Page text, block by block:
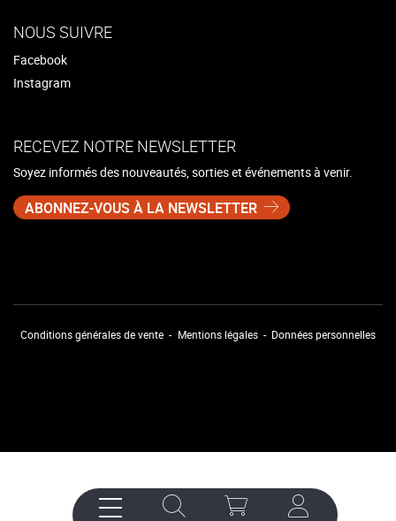
NOUS SUIVRE
Facebook
Instagram
RECEVEZ NOTRE NEWSLETTER
Soyez informés des nouveautés, sorties et événements à venir.
ABONNEZ-VOUS À LA NEWSLETTER
Conditions générales de vente Mentions légales Données personnelles